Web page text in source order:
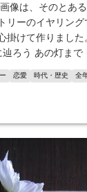
像は、そのとあ
リーのイヤリン
掛けて作りまし
ろう あの灯まで
恋愛 時代・歴史 全